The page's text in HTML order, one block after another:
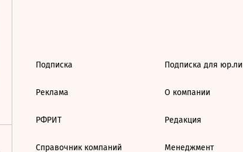
Подписка
Реклама
РФРИТ
Справочник компаний
Подписка для
О компании
Редакция
Менеджмент